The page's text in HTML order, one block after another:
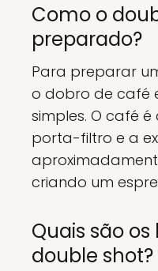
Como o
preparado?
Para preparar
o dobro de café
simples. O café
porta-filtro e a
criando um
Quais são
double shot?